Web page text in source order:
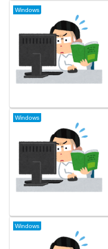
Windows
Windows
Windows